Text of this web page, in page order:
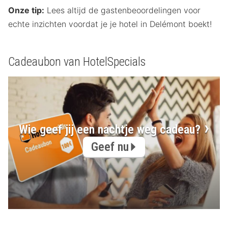
Onze tip: Lees altijd de gastenbeoordelingen voor
echte inzichten voordat je je hotel in Delémont boekt!
Cadeaubon van HotelSpecials
Wie geef jij een nachtje weg cadeau?
Geef nu